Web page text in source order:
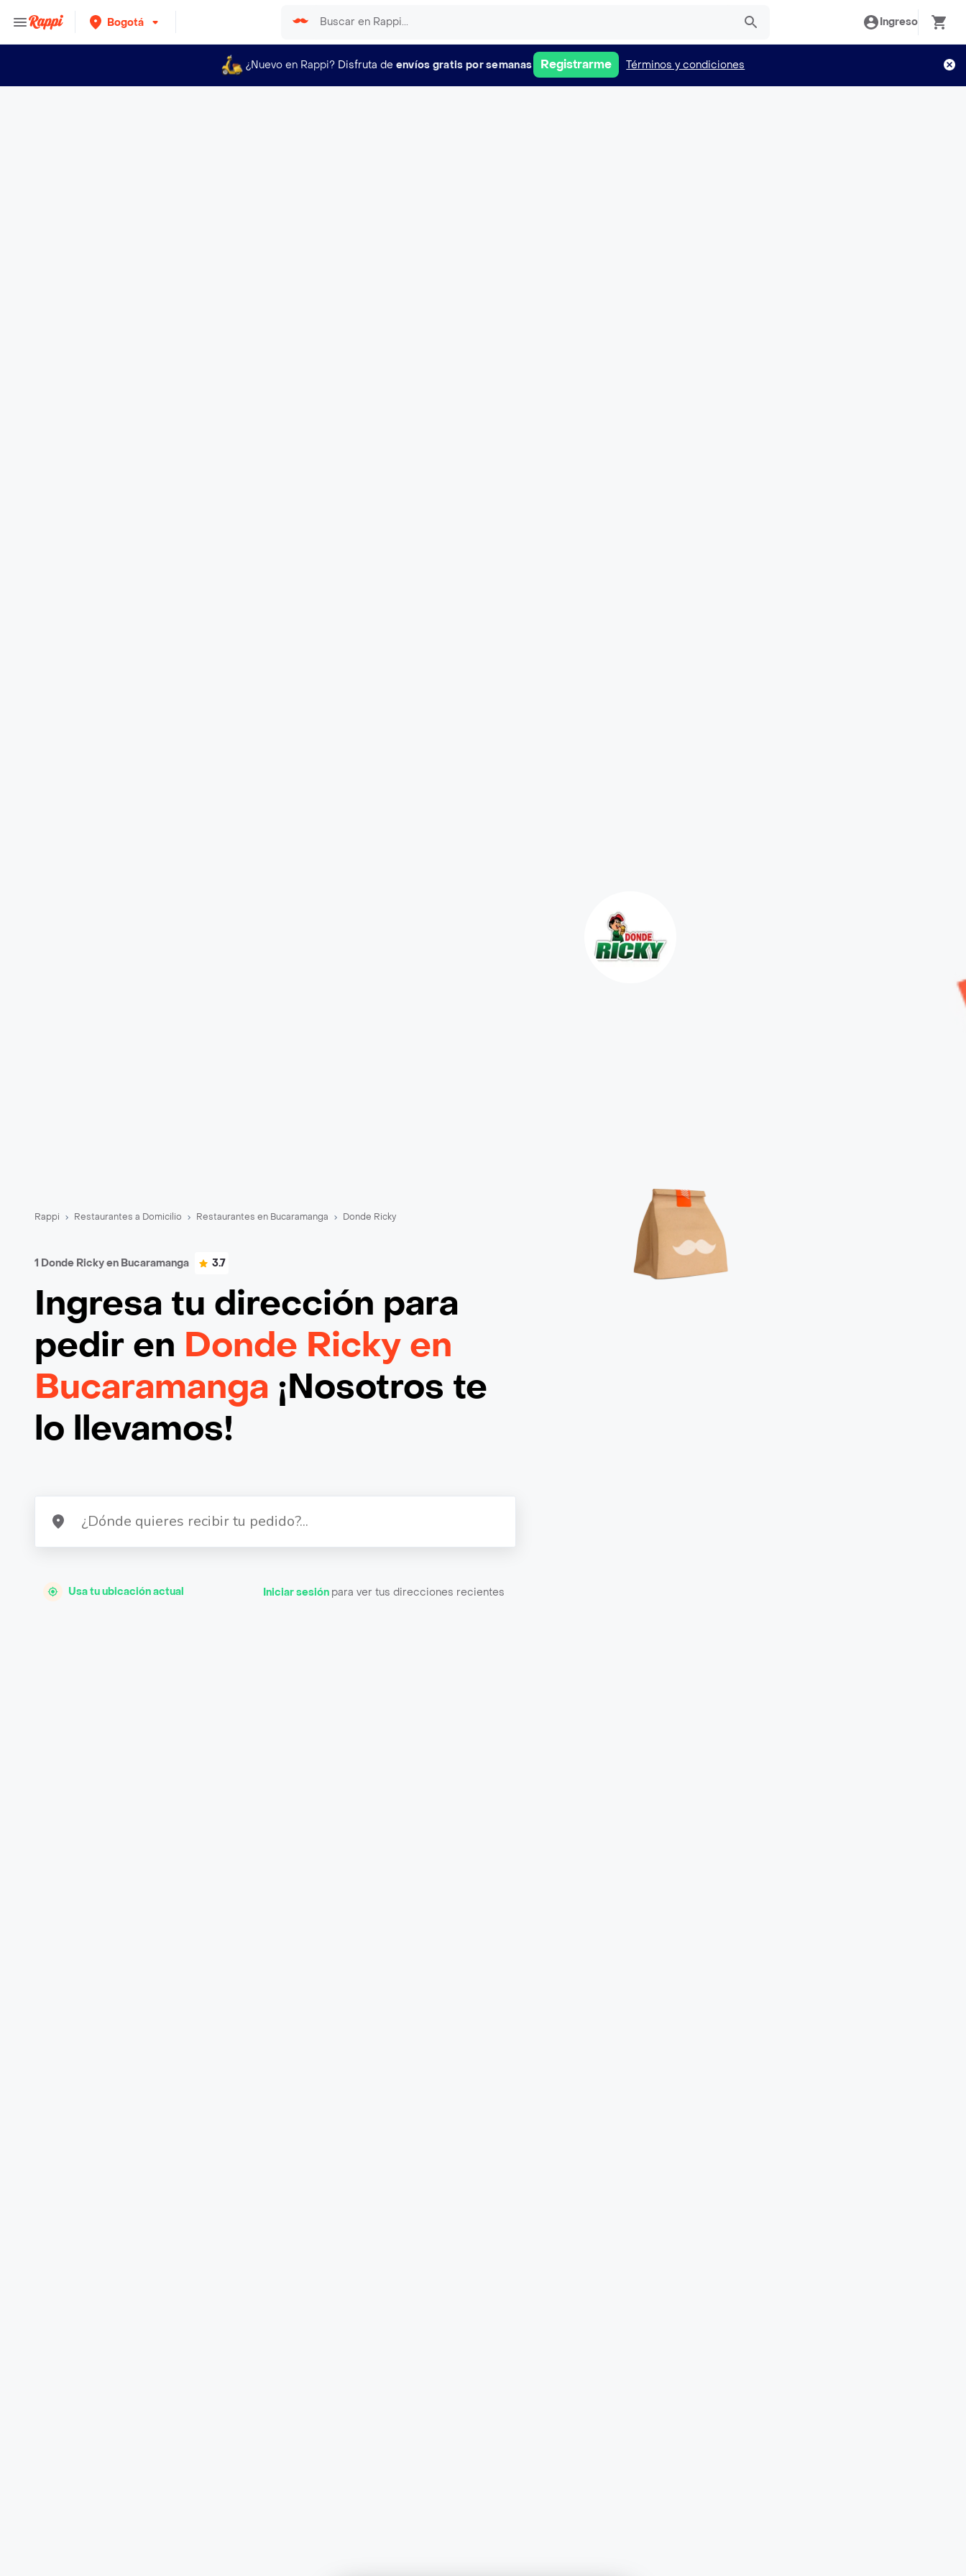
Bogotá Ingreso
¿Nuevo en Rappi? Disfruta de envíos gratis por semanas Registrarme Términos y condiciones
Rappi Restaurantes a Domicilio Restaurantes en Bucaramanga Donde Ricky
1 Donde Ricky en Bucaramanga 3.7
Ingresa tu dirección para
pedir en Donde Ricky en
Bucaramanga ¡Nosotros te
lo llevamos!
Usa tu ubicación actual Iniciar sesión para ver tus direcciones recientes